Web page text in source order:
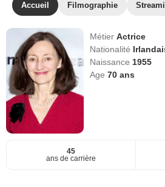
Accueil Filmographie
MétierActrice
Nationalité
Naissance 1955
Age70 ans
45
ans de carrière